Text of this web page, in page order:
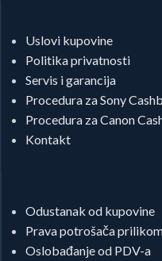
Uslovi kupovine
Politika privatnosti
Servis i garancija
Procedura za Sony
Procedura za Canon
Kontakt
Odustanak od kupovine
Prava potrošača
Oslobađanje od PDV-a